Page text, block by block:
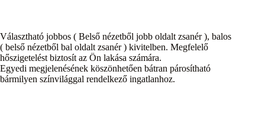
Választható jobbos ( Belső nézetből jobb oldalt zsanér ), balos
( belső nézetből bal oldalt zsanér ) kivitelben. Megfelelő
hőszigetelést biztosít az Ön lakása számára.
Egyedi megjelenésének köszönhetően bátran párosítható
bármilyen színvilággal rendelkező ingatlanhoz.